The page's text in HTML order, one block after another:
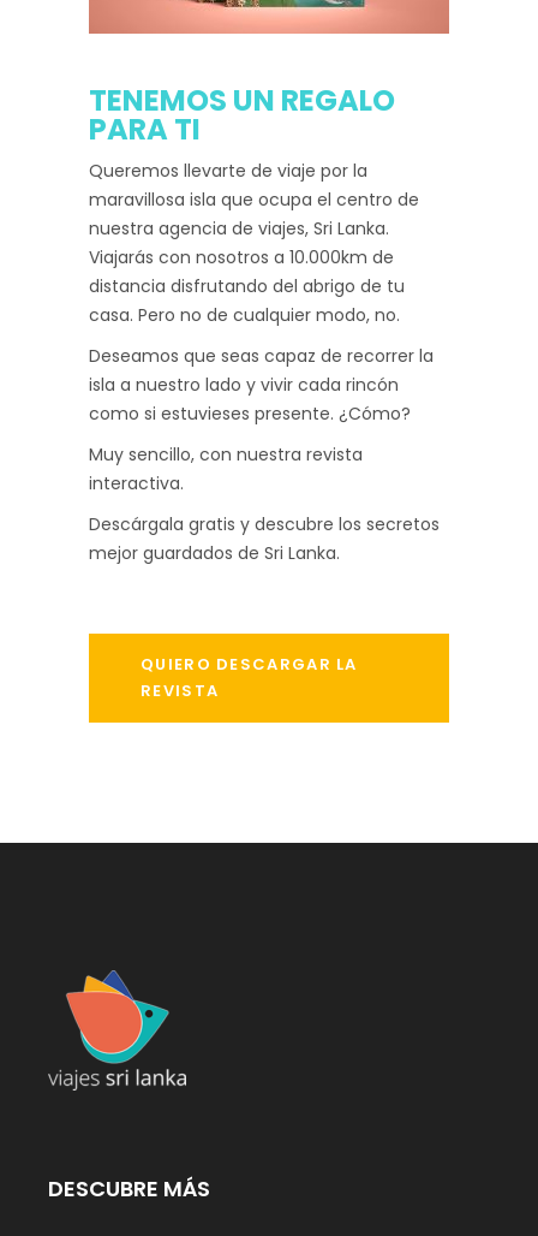
TENEMOS UN REGALO
PARA TI
Queremos llevarte de viaje por la
maravillosa isla que ocupa el centro de
nuestra agencia de viajes, Sri Lanka.
Viajarás con nosotros a 10.000km de
distancia disfrutando del abrigo de tu
casa. Pero no de cualquier modo, no.
Deseamos que seas capaz de recorrer la
isla a nuestro lado y vivir cada rincón
como si estuvieses presente. ¿Cómo?
Muy sencillo, con nuestra revista
interactiva.
Descárgala gratis y descubre los secretos
mejor guardados de Sri Lanka.
QUIERO DESCARGAR LA
REVISTA
DESCUBRE MÁS